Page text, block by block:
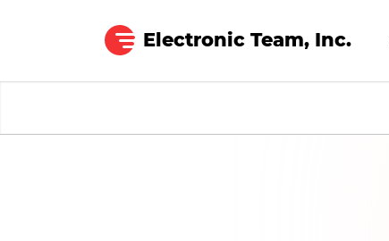
Electronic Team, Inc.